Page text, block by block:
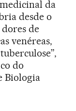
medicinal da
desde o
de
venéreas,
do
Biologia